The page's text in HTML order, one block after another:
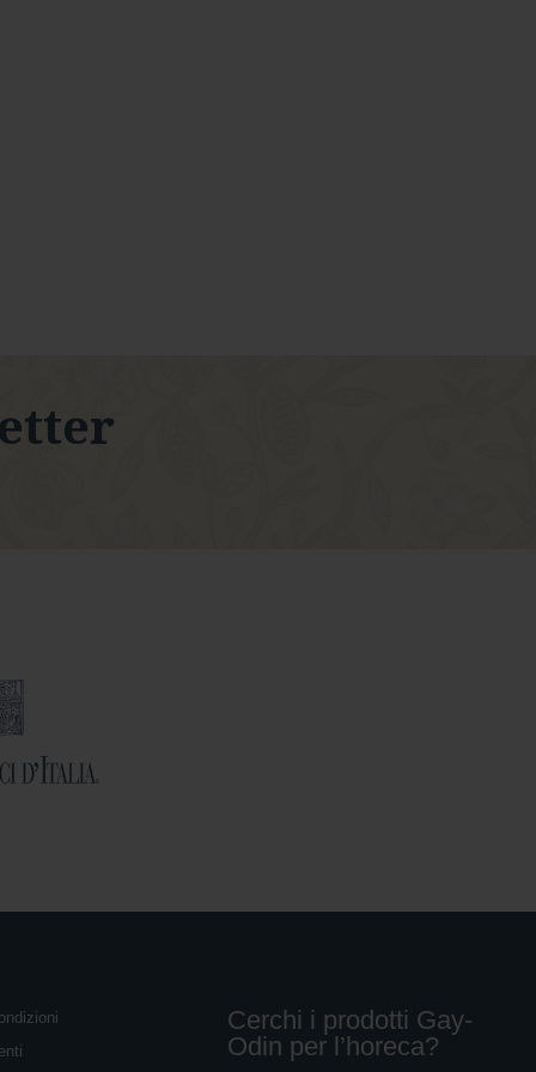
Cerchi i prodotti Gay-
Odin per l’horeca?